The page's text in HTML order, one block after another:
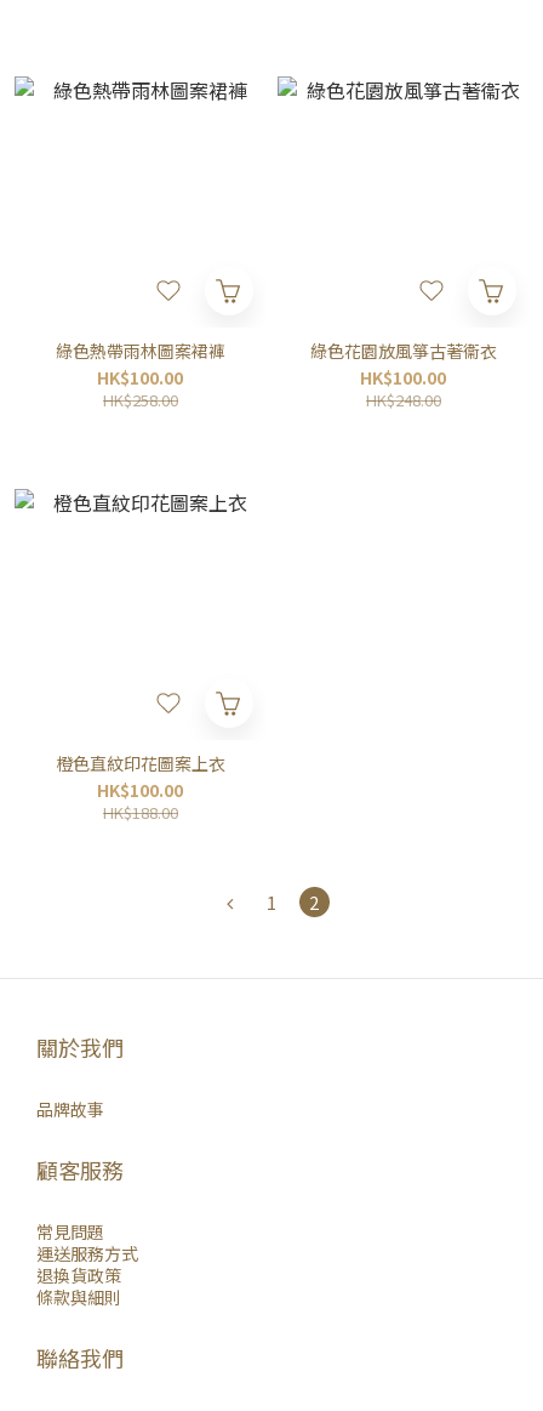
綠色熱帶雨林圖案裙褲
HK$100.00
HK$258.00
綠色花園放風箏古著衞衣
HK$100.00
HK$248.00
橙色直紋印花圖案上衣
HK$100.00
HK$188.00
1 2
關於我們
品牌故事
顧客服務
常見問題
運送服務方式
退換貨政策
條款與細則
聯絡我們